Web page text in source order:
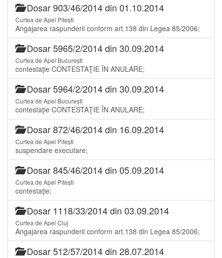
Dosar 903/46/2014 din 01.10.2014
Curtea de Apel Pitești
Angajarea raspunderii conform art.138 din Legea 85/2006;
Dosar 5965/2/2014 din 30.09.2014
Curtea de Apel București
contestaţie CONTESTAŢIE ÎN ANULARE;
Dosar 5964/2/2014 din 30.09.2014
Curtea de Apel București
contestaţie CONTESTAŢIE ÎN ANULARE;
Dosar 872/46/2014 din 16.09.2014
Curtea de Apel Pitești
suspendare executare;
Dosar 845/46/2014 din 05.09.2014
Curtea de Apel Pitești
contestaţie;
Dosar 1118/33/2014 din 03.09.2014
Curtea de Apel Cluj
Angajarea raspunderii conform art.138 din Legea 85/2006;
Dosar 512/57/2014 din 28.07.2014